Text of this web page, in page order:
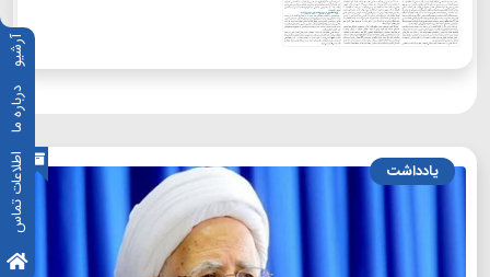
آرشیو
درباره ما
اطلاعات تماس یادداشت